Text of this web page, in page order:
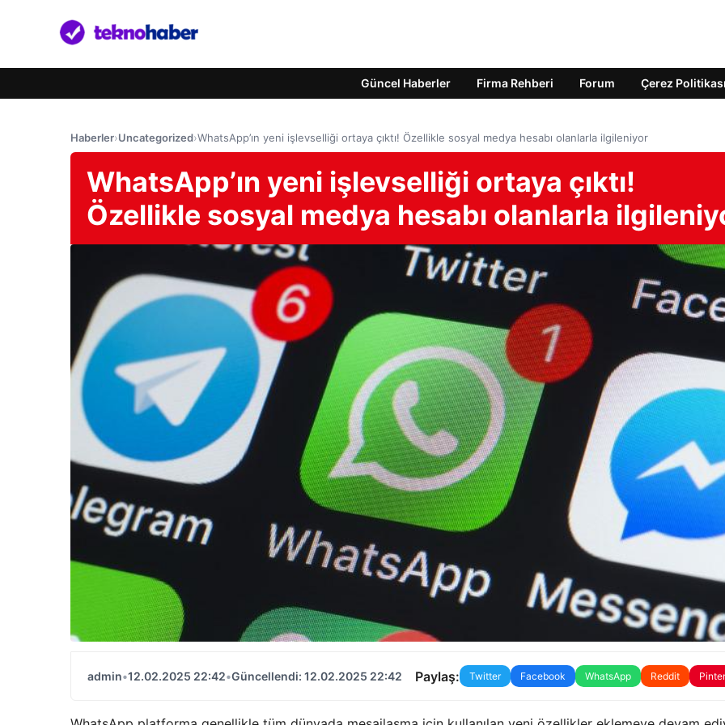
Güncel Haberler Firma Rehberi Forum Çerez Politikası
Haberler›Uncategorized›WhatsApp’ın yeni işlevselliği ortaya çıktı! Özellikle sosyal medya hesabı olanlarla ilgileniyor
WhatsApp’ın yeni işlevselliği ortaya çıktı!
Özellikle sosyal medya hesabı olanlarla
admin•12.02.2025 22:42•Güncellendi: 12.02.2025 22:42 Paylaş: Twitter Facebook WhatsApp Reddit